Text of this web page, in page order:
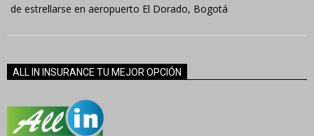
de estrellarse en aeropuerto El Dorado, Bogotá
ALL IN INSURANCE TU MEJOR OPCIÓN